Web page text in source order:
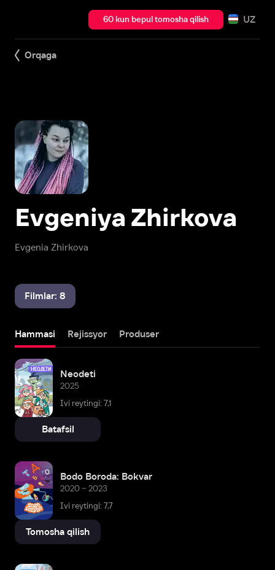
60 kun bepul tomosha qilish UZ
Orqaga
Evgenia Zhirkova
Evgeniya Zhirkova
Filmlar: 8
Hammasi Rejissyor Produser
Neodeti
2025
Ivi reytingi: 7,1
Batafsil
Bodo Boroda: Bokvar
2020 – 2023
Ivi reytingi: 7,7
Tomosha qilish